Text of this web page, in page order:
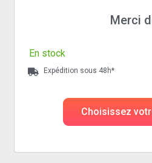
Merci
En stock
Expédition sous 48h*
Choisissez